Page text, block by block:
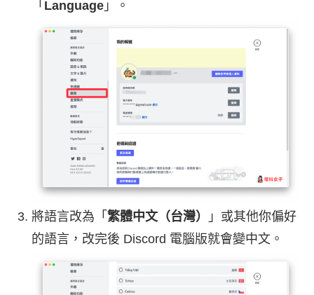
「 Language 」。
將語言改為「 繁體中文（台灣）
」或其他你偏好
的語言，改完後 Discord 電腦版就會變中文。